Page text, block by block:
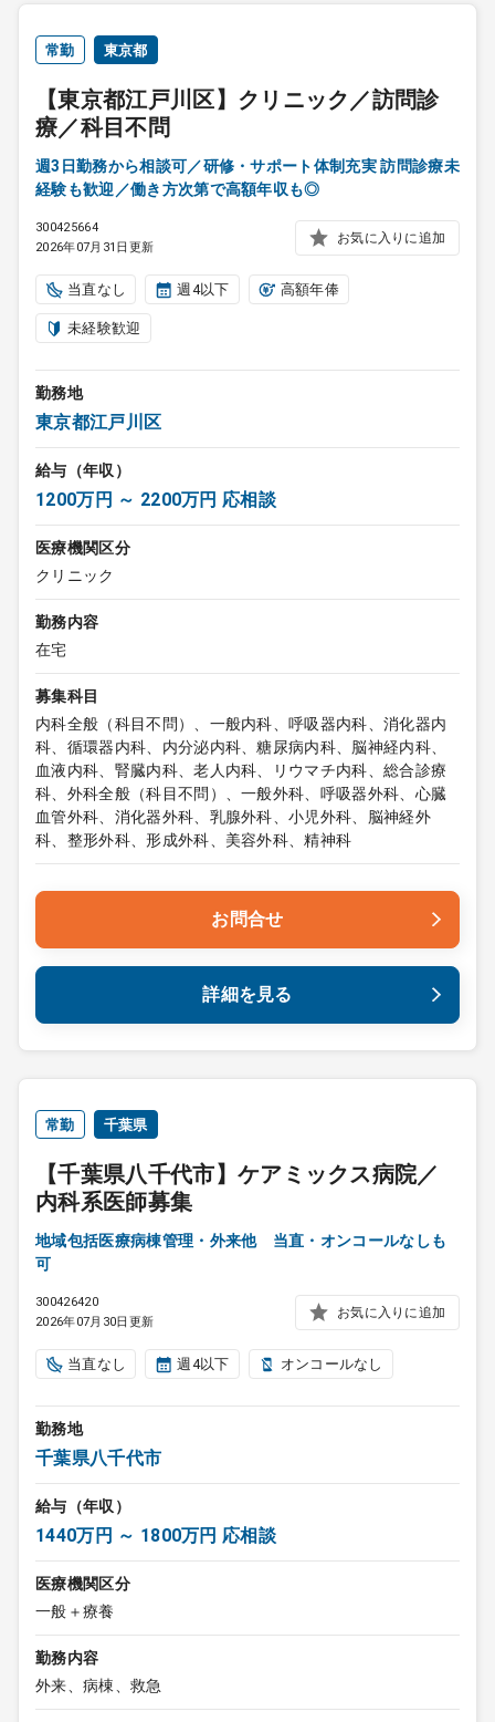
常勤 東京都
【東京都江戸川区】クリニック／訪問診
療／科目不問
週3日勤務から相談可／研修・サポート体制充実 訪問診療未
経験も歓迎／働き方次第で高額年収も◎
300425664
2026年07月31日更新
お気に入りに追加
当直なし 週4以下 高額年俸
未経験歓迎
勤務地
東京都江戸川区
給与（年収）
1200万円 ～ 2200万円 応相談
医療機関区分
クリニック
勤務内容
在宅
募集科目
内科全般（科目不問）、一般内科、呼吸器内科、消化器内
科、循環器内科、内分泌内科、糖尿病内科、脳神経内科、
血液内科、腎臓内科、老人内科、リウマチ内科、総合診療
科、外科全般（科目不問）、一般外科、呼吸器外科、心臓
血管外科、消化器外科、乳腺外科、小児外科、脳神経外
科、整形外科、形成外科、美容外科、精神科
お問合せ
詳細を見る
常勤 千葉県
【千葉県八千代市】ケアミックス病院／
内科系医師募集
地域包括医療病棟管理・外来他 当直・オンコールなしも
可
300426420
2026年07月30日更新
お気に入りに追加
当直なし 週4以下 オンコールなし
勤務地
千葉県八千代市
給与（年収）
1440万円 ～ 1800万円 応相談
医療機関区分
一般＋療養
勤務内容
外来、病棟、救急